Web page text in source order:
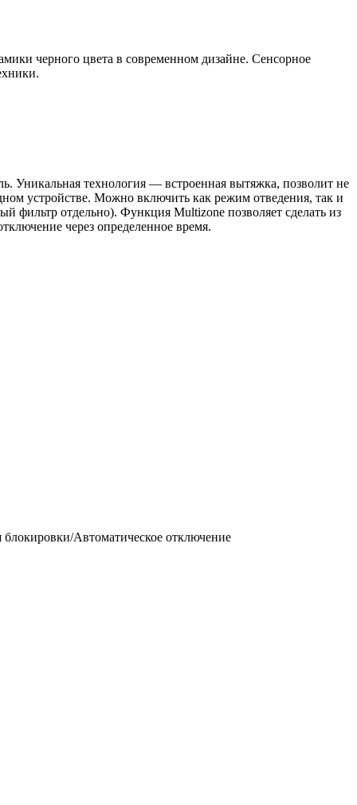
черного цвета в современном дизайне. Сенсорное
технология — встроенная вытяжка, позволит не
устройстве. Можно включить как режим отведения, так и
фильтр отдельно). Функция Multizone позволяет сделать из
через определенное время.
Автоматическое отключение